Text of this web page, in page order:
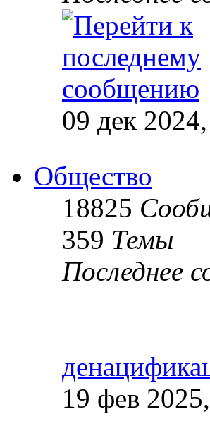
09 дек
Общество
18825
359 Темы
Последнее
19 фев